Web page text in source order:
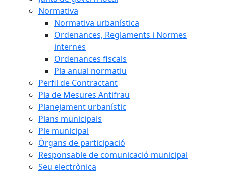
Normativa
Normativa urbanística
Ordenances, Reglaments i Normes
internes
Ordenances fiscals
Pla anual normatiu
Perfil de Contractant
Pla de Mesures Antifrau
Planejament urbanístic
Plans municipals
Ple municipal
Òrgans de participació
Responsable de comunicació municipal
Seu electrònica